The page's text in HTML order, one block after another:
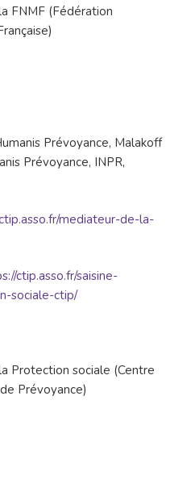
FNMF (Fédération
Prévoyance, Malakoff
Prévoyance, INPR,
mediateur-de-la-
ctip.asso.fr/saisine-
sociale-ctip/
Protection sociale (Centre
Prévoyance)